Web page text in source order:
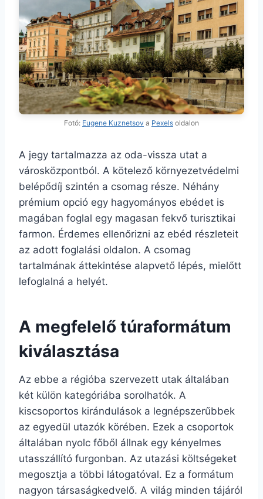
Fotó: Eugene Kuznetsov a Pexels oldalon
A jegy tartalmazza az oda-vissza utat a
városközpontból. A kötelező környezetvédelmi
belépődíj szintén a csomag része. Néhány
prémium opció egy hagyományos ebédet is
magában foglal egy magasan fekvő turisztikai
farmon. Érdemes ellenőrizni az ebéd részleteit
az adott foglalási oldalon. A csomag
tartalmának áttekintése alapvető lépés, mielőtt
lefoglalná a helyét.
A megfelelő túraformátum
kiválasztása
Az ebbe a régióba szervezett utak általában
két külön kategóriába sorolhatók. A
kiscsoportos kirándulások a legnépszerűbbek
az egyedül utazók körében. Ezek a csoportok
általában nyolc főből állnak egy kényelmes
utasszállító furgonban. Az utazási költségeket
megosztja a többi látogatóval. Ez a formátum
nagyon társaságkedvelő. A világ minden tájáról